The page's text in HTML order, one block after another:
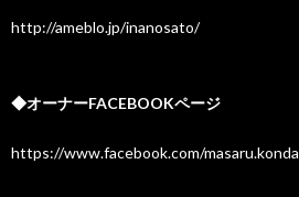
http://ameblo.jp/inanosato/
◆オーナーFACEBOOKページ
https://www.facebook.com/masaru.konda